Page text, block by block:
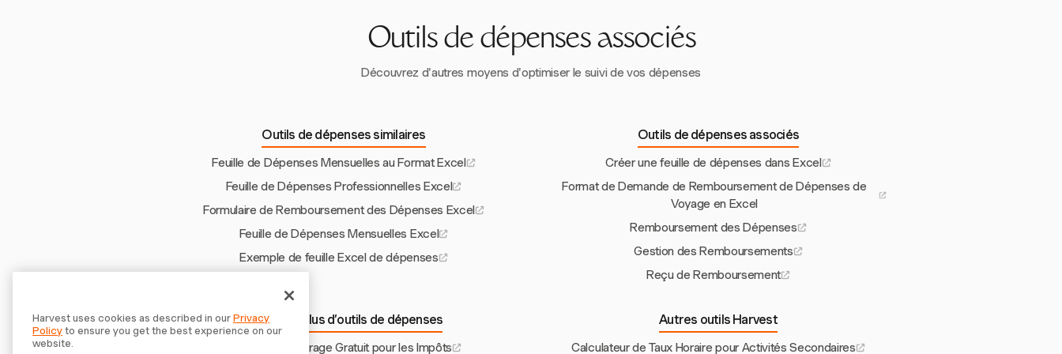
Outils de dépenses associés
Découvrez d'autres moyens d'optimiser le suivi de vos dépenses
Outils de dépenses similaires
Feuille de Dépenses Mensuelles au Format Excel
Feuille de Dépenses Professionnelles Excel
Formulaire de Remboursement des Dépenses Excel
Feuille de Dépenses Mensuelles Excel
Exemple de feuille Excel de dépenses
Outils de dépenses associés
Créer une feuille de dépenses dans Excel
Format de Demande de Remboursement de Dépenses de
Voyage en Excel
Remboursement des Dépenses
Gestion des Remboursements
Reçu de Remboursement
Découvrir plus d’outils de dépenses
Suivi de Kilométrage Gratuit pour les Impôts
Autres outils Harvest
Calculateur de Taux Horaire pour Activités Secondaires
Harvest uses cookies as described in ourPrivacy
Policyto ensure you get the best experience on our
website.